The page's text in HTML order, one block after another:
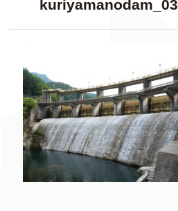
kuriyamanodam_03